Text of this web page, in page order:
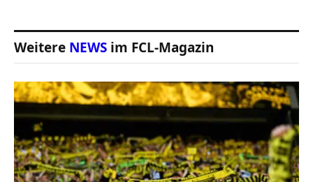
Weitere NEWS im FCL-Magazin